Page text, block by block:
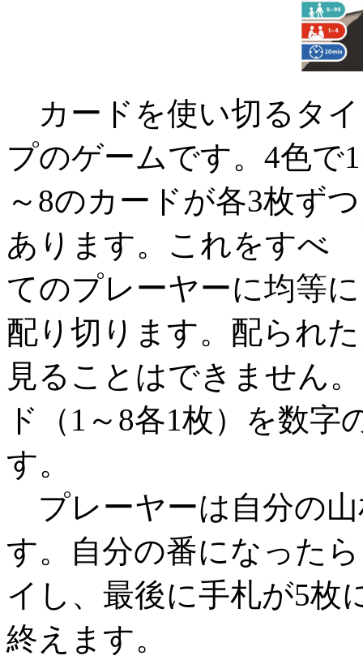
カードを使い切るタイ
プのゲームです。4色で1
～8のカードが各3枚ずつ
あります。これをすべ
てのプレーヤーに均等に
配り切ります。配られ
見ることはできません
ド（1～8各1枚）を数
す。
プレーヤーは自分の
す。自分の番になった
イし、最後に手札が5枚
終えます。